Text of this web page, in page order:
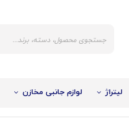
لیتراژ لوازم جانبی مخازن